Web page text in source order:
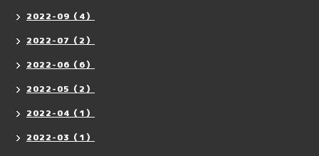
2022-09（4）
2022-07（2）
2022-06（6）
2022-05（2）
2022-04（1）
2022-03（1）